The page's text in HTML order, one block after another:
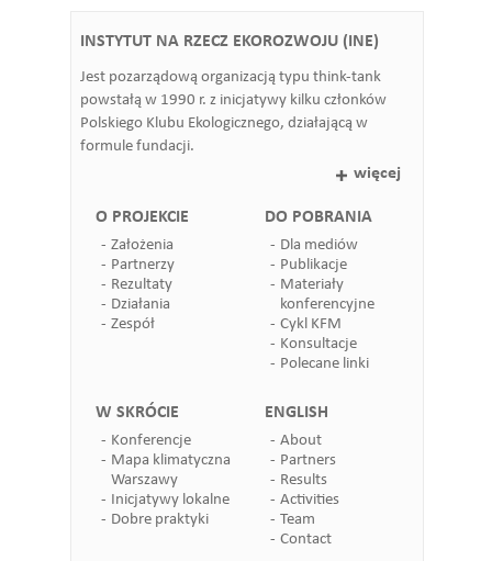
INSTYTUT NA RZECZ EKOROZWOJU (INE)
Jest pozarządową organizacją typu think-tank
powstałą w 1990 r. z inicjatywy kilku członków
Polskiego Klubu Ekologicznego, działającą w
formule fundacji.
więcej
O PROJEKCIE
Założenia
Partnerzy
Rezultaty
Działania
Zespół
DO POBRANIA
Dla mediów
Publikacje
Materiały
konferencyjne
Cykl KFM
Konsultacje
Polecane linki
W SKRÓCIE
Konferencje
Mapa klimatyczna
Warszawy
Inicjatywy lokalne
Dobre praktyki
ENGLISH
About
Partners
Results
Activities
Team
Contact